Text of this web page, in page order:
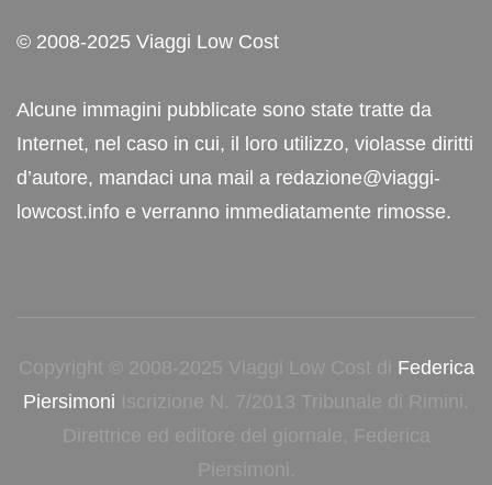
© 2008-2025 Viaggi Low Cost
Alcune immagini pubblicate sono state tratte da
Internet, nel caso in cui, il loro utilizzo, violasse diritti
d’autore, mandaci una mail a redazione@viaggi-
lowcost.info e verranno immediatamente rimosse.
Copyright © 2008-2025 Viaggi Low Cost di Federica
Piersimoni Iscrizione N. 7/2013 Tribunale di Rimini.
Direttrice ed editore del giornale, Federica
Piersimoni.